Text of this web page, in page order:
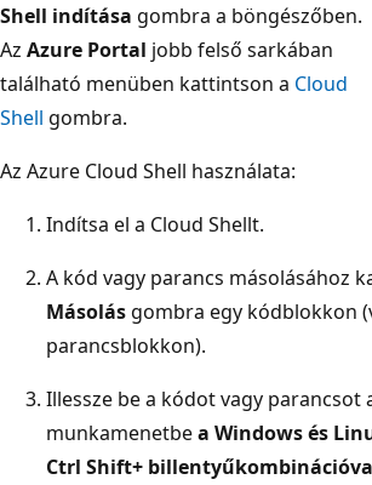
Shell indítása gombra a böngészőben.
Az Azure Portal jobb felső sarkában
található menüben kattintson a Cloud
Shell gombra.
Az Azure Cloud Shell használata:
Indítsa el a Cloud Shellt.
A kód vagy parancs másolásához
Másolás gombra egy kódblokkon
parancsblokkon).
Illessze be a kódot vagy parancsot
munkamenetbea Windows és
Ctrl Shift+